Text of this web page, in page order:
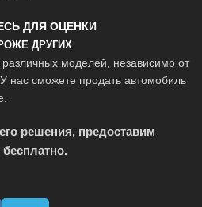
ДЛЯ ОЦЕНКИ
ДРУГИХ
моделей, независимо от
нас сможете продать автомобиль
решения, предоставим